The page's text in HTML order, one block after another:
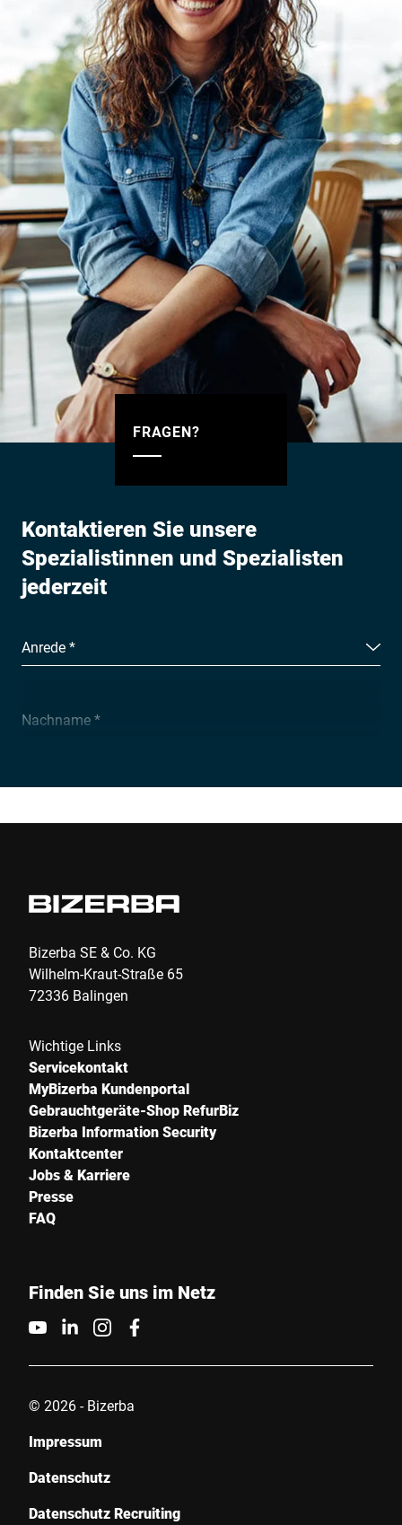
FRAGEN?
Kontaktieren Sie unsere
Spezialistinnen und Spezialisten
jederzeit
Anrede *
Nachname *
Unternehmen *
PLZ *
Stadt *
Land *
Ihre Nachricht an uns *
Hiermit bestätige ich, dass ich mit der Nutzung meiner Daten zur
Informationen finden Sie in den
Bizerba SE & Co. KG
Wilhelm-Kraut-Straße 65
72336 Balingen
Wichtige Links
Servicekontakt
MyBizerba Kundenportal
Gebrauchtgeräte-Shop RefurBiz
Bizerba Information Security
Kontaktcenter
Jobs & Karriere
Presse
FAQ
Finden Sie uns im Netz
© 2026 - Bizerba
Impressum
Datenschutz
Datenschutz Recruiting